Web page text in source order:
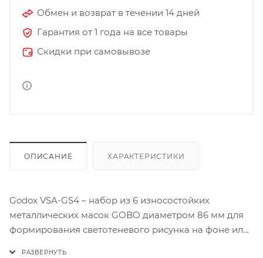
Обмен и возврат в течении 14 дней
Гарантия от 1 года на все товары
Скидки при самовывозе
ОПИСАНИЕ ХАРАКТЕРИСТИКИ
Godox VSA-GS4 – набор из 6 износостойких
металлических масок GOBO диаметром 86 мм для
формирования светотеневого рисунка на фоне или